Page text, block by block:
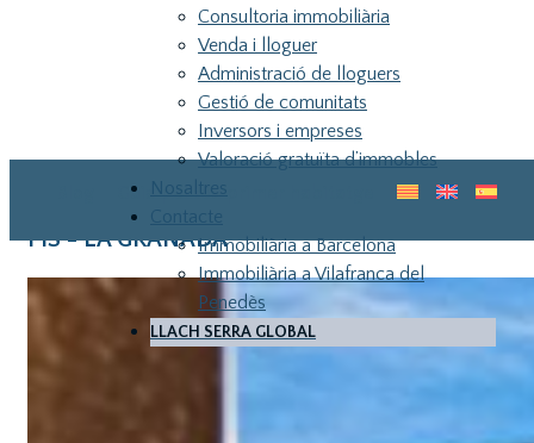
Guia pel teu primer habitatge
Consultoria immobiliària
Venda i lloguer
Administració de lloguers
Gestió de comunitats
Inversors i empreses
Valoració gratuïta d’immobles
Nosaltres
Contacte
Immobiliària a Barcelona
Immobiliària a Vilafranca del
Penedès
LLACH SERRA GLOBAL
PIS - LA GRANADA